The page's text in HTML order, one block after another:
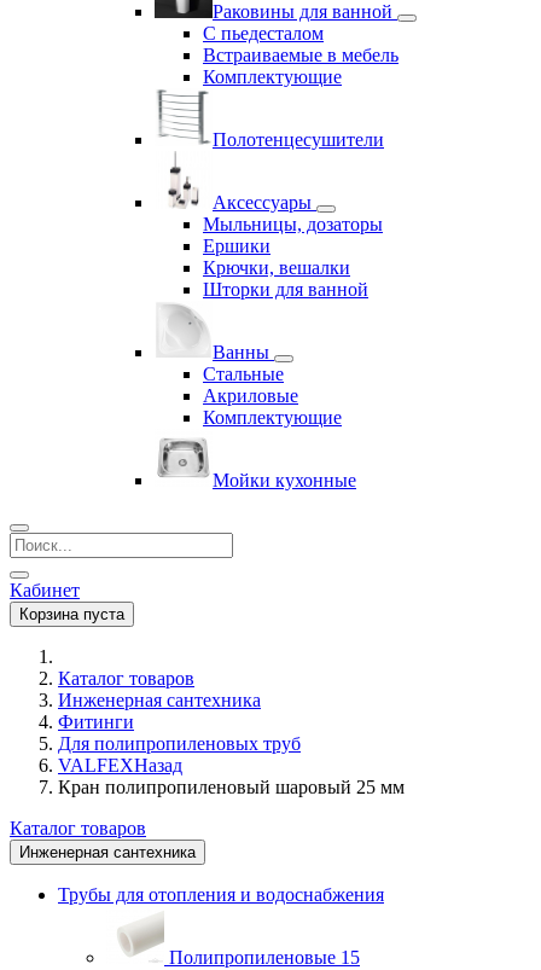
Раковины для ванной
С пьедесталом
Встраиваемые в мебель
Комплектующие
Полотенцесушители
Аксессуары
Мыльницы, дозаторы
Ершики
Крючки, вешалки
Шторки для ванной
Ванны
Стальные
Акриловые
Комплектующие
Мойки кухонные
Кабинет
Корзина пуста
Каталог товаров
Инженерная сантехника
Фитинги
Для полипропиленовых труб
VALFEXНазад
Кран полипропиленовый шаровый 25 мм
Каталог товаров
Инженерная сантехника
Трубы для отопления и водоснабжения
Полипропиленовые 15